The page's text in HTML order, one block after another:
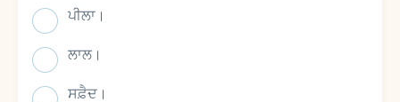
ਪੀਲਾ।
ਲਾਲ।
ਸਫ਼ੈਦ।